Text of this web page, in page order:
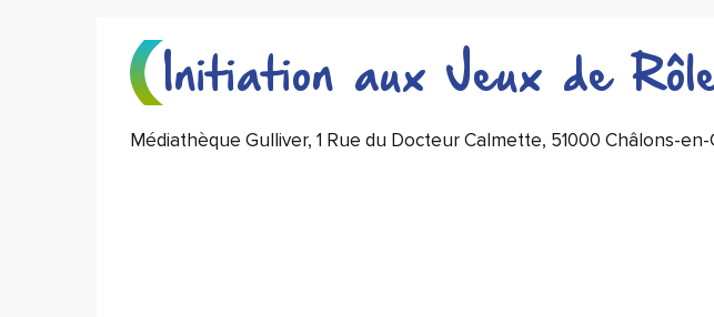
Initiation aux Jeux de
Médiathèque Gulliver, 1 Rue du Docteur Calmette, 51000 Châlons-